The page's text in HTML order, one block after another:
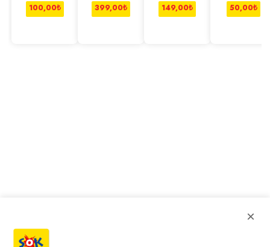
100,00₺ mavi
399,00₺
149,00₺
50,00₺
×